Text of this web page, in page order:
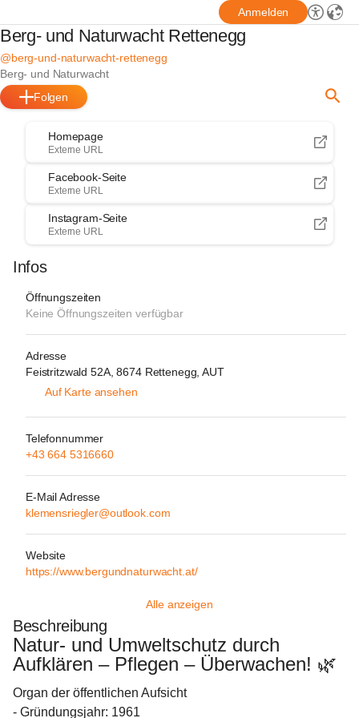
Anmelden
Berg- und Naturwacht Rettenegg
@berg-und-naturwacht-rettenegg
Berg- und Naturwacht
Folgen
Homepage
Externe URL
Facebook-Seite
Externe URL
Instagram-Seite
Externe URL
Infos
Öffnungszeiten
Keine Öffnungszeiten verfügbar
Adresse
Feistritzwald 52A, 8674 Rettenegg, AUT
Auf Karte ansehen
Telefonnummer
+43 664 5316660
E-Mail Adresse
klemensriegler@outlook.com
Website
https://www.bergundnaturwacht.at/
Alle anzeigen
Beschreibung
Natur- und Umweltschutz durch
Aufklären – Pflegen – Überwachen! 🌿
Organ der öffentlichen Aufsicht
- Gründungsjahr: 1961